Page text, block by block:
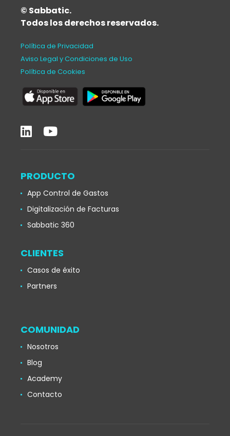
© Sabbatic.
Todos los derechos reservados.
Política de Privacidad
Aviso Legal y Condiciones de Uso
Política de Cookies
PRODUCTO
App Control de Gastos
Digitalización de Facturas
Sabbatic 360
CLIENTES
Casos de éxito
Partners
COMUNIDAD
Nosotros
Blog
Academy
Contacto